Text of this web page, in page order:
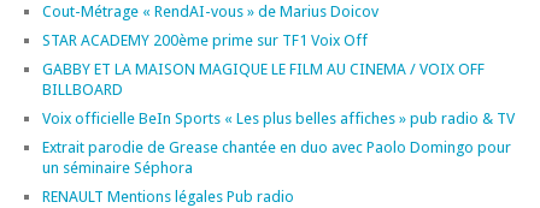
Cout-Métrage « RendAI-vous » de Marius Doicov
STAR ACADEMY 200ème prime sur TF1 Voix Off
GABBY ET LA MAISON MAGIQUE LE FILM AU CINEMA / VOIX OFF
BILLBOARD
Voix officielle BeIn Sports « Les plus belles affiches » pub radio & TV
Extrait parodie de Grease chantée en duo avec Paolo Domingo pour
un séminaire Séphora
RENAULT Mentions légales Pub radio